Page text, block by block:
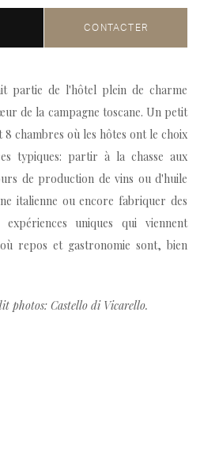
CONTACTER
partie de l'hôtel plein de charme
de la campagne toscane. Un petit
8 chambres où les hôtes ont le choix
typiques: partir à la chasse aux
de production de vins ou d'huile
italienne ou encore fabriquer des
uniques qui viennent
repos et gastronomie sont, bien
photos: Castello di Vicarello.